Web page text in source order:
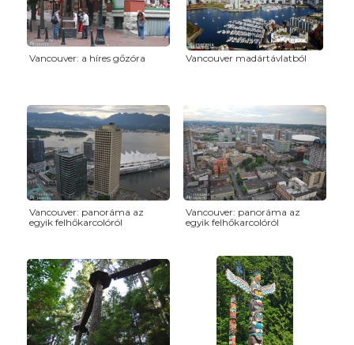
Vancouver: a híres gőzóra Vancouver madártávlatból
Vancouver: panoráma az
egyik felhőkarcolóról
Vancouver: panoráma az
egyik felhőkarcolóról